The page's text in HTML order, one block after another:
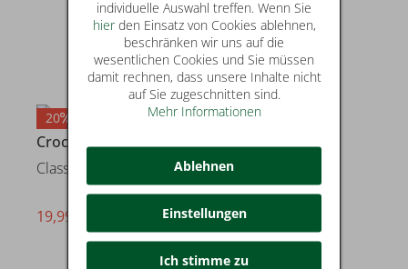
20
Crocs
Classic Sandal T
statt* 24,99 €
19,99 €
individuelle Auswahl treffen. Wenn Sie
hierden Einsatz von Cookies ablehnen,
beschränken wir uns auf die
wesentlichen Cookies und Sie müssen
damit rechnen, dass unsere Inhalte nicht
auf Sie zugeschnitten sind.
Mehr Informationen
Ablehnen
Einstellungen
Ich stimme zu